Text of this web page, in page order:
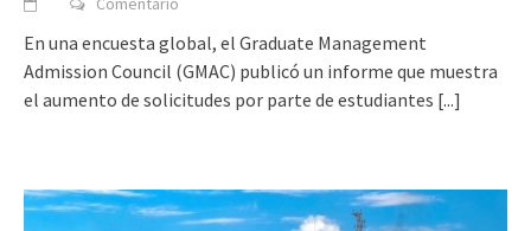
En una encuesta global, el Graduate Management
Admission Council (GMAC) publicó un informe que muestra
el aumento de solicitudes por parte de estudiantes [...]